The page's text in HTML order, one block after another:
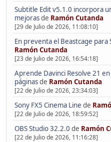
Subtitle Edit v5.1.0 incorpora
mejorasde Ramón Cutanda
[29 de Julio de 2026, 11:08:10]
En preventa el Beastcage para
Ramón Cutanda
[23 de Julio de 2026, 16:54:18]
Aprende Davinci Resolve 21
páginasde Ramón Cutanda
[22 de Julio de 2026, 23:34:03]
Sony FX5 Cinema Line de
[22 de Julio de 2026, 18:59:52]
OBS Studio 32.2.0 de Ramón
[22 de Julio de 2026, 11:16:28]